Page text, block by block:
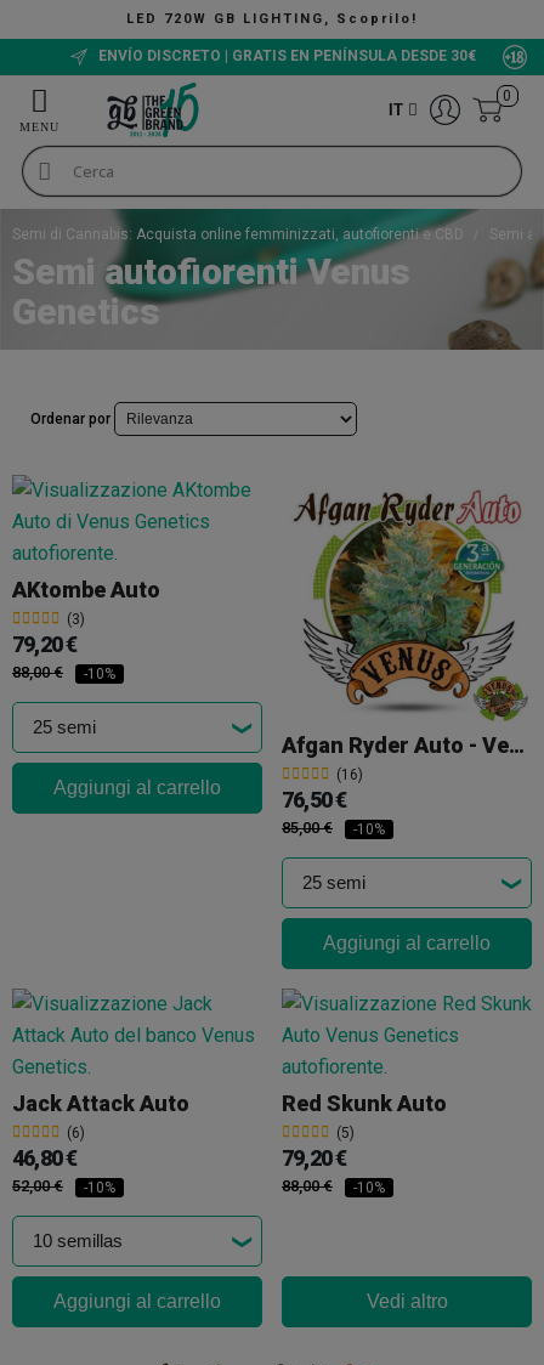
LED 720W GB LIGHTING, Scoprilo!
ENVÍO DISCRETO | GRATIS EN PENÍNSULA DESDE 30€
IT
0
Semi di Cannabis: Acquista online femminizzati, autofiorenti e CBD Semi
Semi autofiorenti Venus
Genetics
Ordenar por
AKtombe Auto
(3)
79,20 €
88,00 € -10%
Aggiungi al carrello
Afgan Ryder Auto - Venus Genetics
(16)
76,50 €
85,00 € -10%
Aggiungi al carrello
Jack Attack Auto
(6)
46,80 €
52,00 € -10%
Aggiungi al carrello
Red Skunk Auto
(5)
79,20 €
88,00 € -10%
Vedi altro